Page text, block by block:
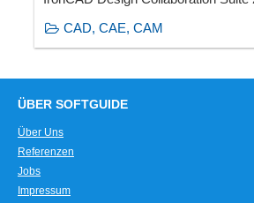
CAD, CAE, CAM
ÜBER SOFTGUIDE
Über Uns
Referenzen
Jobs
Impressum